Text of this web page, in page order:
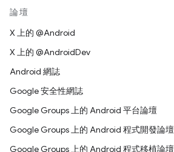
論壇
X 上的 @Android
X 上的 @AndroidDev
Android 網誌
Google 安全性網誌
Google Groups 上的 Android 平台論壇
Google Groups 上的 Android 程式開發論壇
Google Groups 上的 Android 程式移植論壇